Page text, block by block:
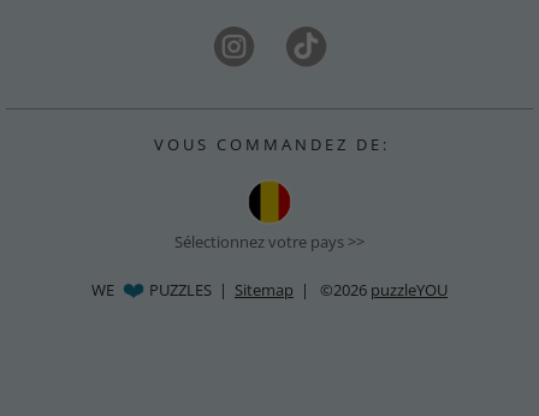
V O U S C O M M A N D E Z D E :
Sélectionnez votre pays >>
WE PUZZLES | Sitemap | ©2026 puzzleYOU